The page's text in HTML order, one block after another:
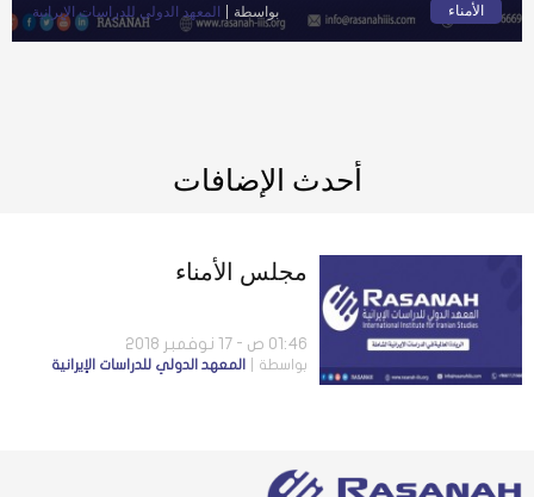
الأمناء بواسطة المعهد الدولي للدراسات الإيرانية
أحدث الإضافات
مجلس الأمناء
01:46 ص - 17 نوفمبر 2018
بواسطة المعهد الدولي للدراسات الإيرانية